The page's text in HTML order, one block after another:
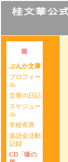
ぶんか文庫
プロフィー
ル
文華の日記
スケジュー
ル
学校寄席
落語会活動
記録
CD「噺の